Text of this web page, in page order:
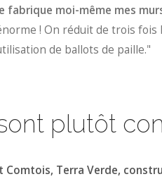
fabrique moi-même mes
! On réduit de trois
de ballots de paille."
plutôt
Comtois, Terra Verde,